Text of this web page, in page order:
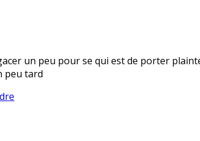
un peu pour se qui est de porter
peu tard